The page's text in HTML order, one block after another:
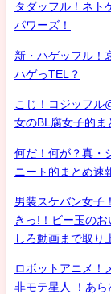
タダッフル！ネト
パワーズ！
新・ハゲッフル！
ハゲっTEL？
こじ！コジッフル
女のBL腐女子的ま
何だ！何が？真
ニート的まとめ速
男装スケバン女子
きっ!！ビー玉の
しろ動画まで取り
ロボットアニメ！
非モテ星人 ！あら